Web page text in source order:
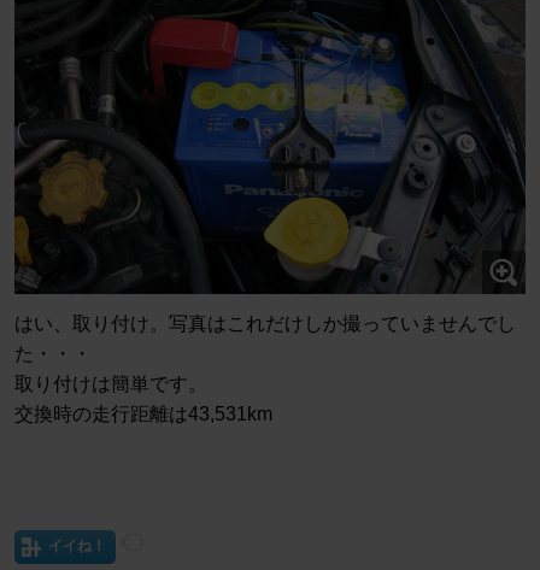
はい、取り付け。写真はこれだけしか撮っていませんでし
た・・・
取り付けは簡単です。
交換時の走行距離は43,531km
イイね！